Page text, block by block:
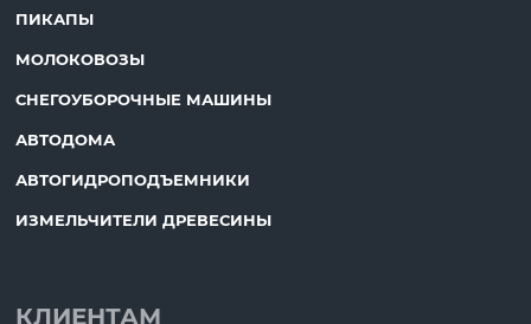
ПИКАПЫ
МОЛОКОВОЗЫ
СНЕГОУБОРОЧНЫЕ МАШИНЫ
АВТОДОМА
АВТОГИДРОПОДЪЕМНИКИ
ИЗМЕЛЬЧИТЕЛИ ДРЕВЕСИНЫ
КЛИЕНТАМ